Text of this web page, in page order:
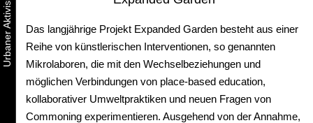
Das langjährige Projekt Expanded Garden besteht aus einer
Reihe von künstlerischen Interventionen, so genannten
Mikrolaboren, die mit den Wechselbeziehungen und
möglichen Verbindungen von place-based education,
kollaborativer Umweltpraktiken und neuen Fragen von
Commoning experimentieren. Ausgehend von der Annahme,